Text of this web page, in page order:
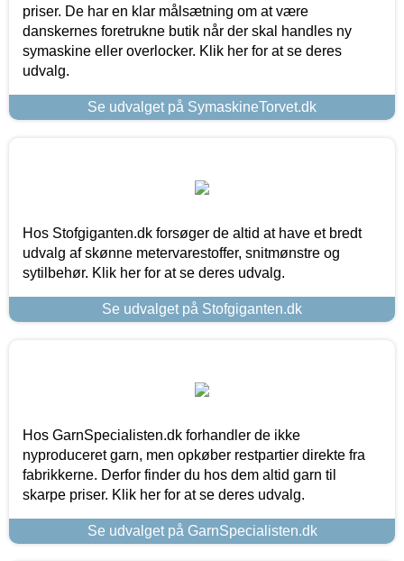
priser. De har en klar målsætning om at være
danskernes foretrukne butik når der skal handles ny
symaskine eller overlocker. Klik her for at se deres
udvalg.
Se udvalget på SymaskineTorvet.dk
Hos Stofgiganten.dk forsøger de altid at have et bredt
udvalg af skønne metervarestoffer, snitmønstre og
sytilbehør. Klik her for at se deres udvalg.
Se udvalget på Stofgiganten.dk
Hos GarnSpecialisten.dk forhandler de ikke
nyproduceret garn, men opkøber restpartier direkte fra
fabrikkerne. Derfor finder du hos dem altid garn til
skarpe priser. Klik her for at se deres udvalg.
Se udvalget på GarnSpecialisten.dk